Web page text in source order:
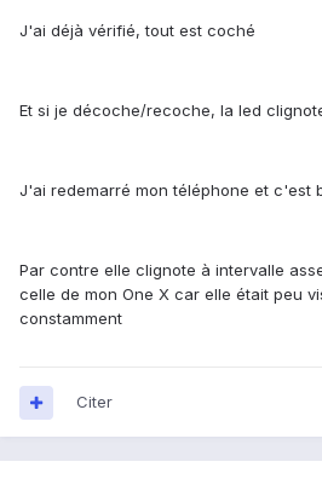
J'ai déjà vérifié, tout est coché
Et si je décoche/recoche, la led
J'ai redemarré mon téléphone et c'est
Par contre elle clignote à intervalle
celle de mon One X car elle était peu
constamment
Citer